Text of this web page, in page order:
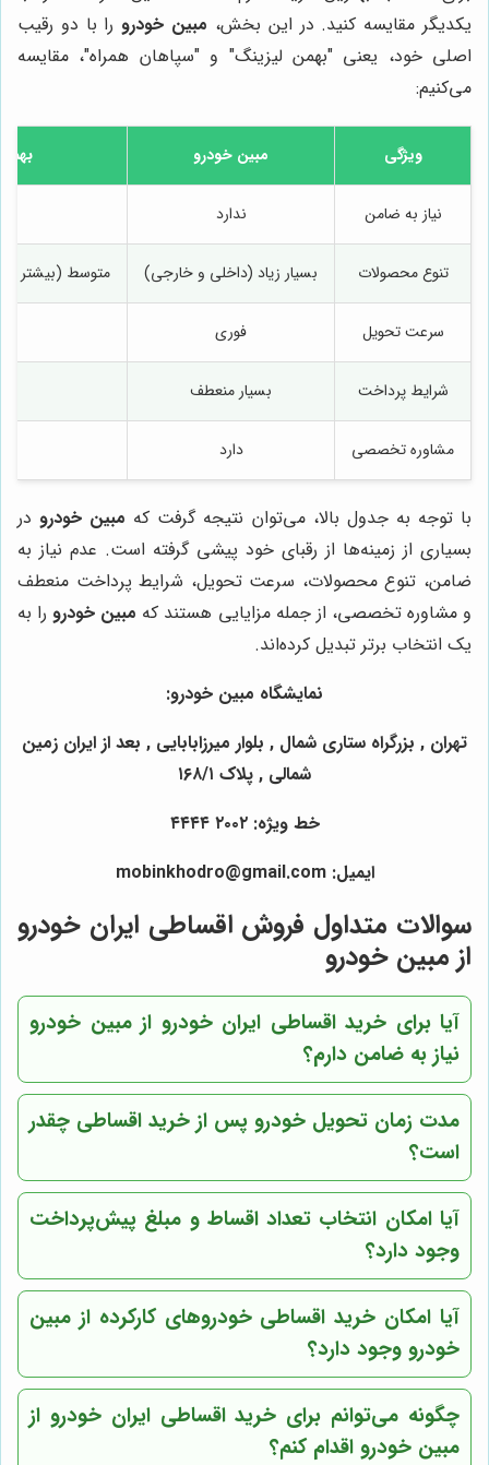
یکدیگر مقایسه کنید. در این بخش، مبین خودرو را با دو رقیب
اصلی خود، یعنی "بهمن لیزینگ" و "سپاهان همراه"، مقایسه
می‌کنیم:
ویژگی مبین خودرو
نیاز به ضامن ندارد
تنوع محصولات بسیار زیاد (داخلی و خارجی) متوسط (بیشتر
سرعت تحویل فوری
شرایط پرداخت بسیار منعطف
مشاوره تخصصی دارد
با توجه به جدول بالا، می‌توان نتیجه گرفت که مبین خودرو در
بسیاری از زمینه‌ها از رقبای خود پیشی گرفته است. عدم نیاز به
ضامن، تنوع محصولات، سرعت تحویل، شرایط پرداخت منعطف
و مشاوره تخصصی، از جمله مزایایی هستند که مبین خودرو را به
یک انتخاب برتر تبدیل کرده‌اند.
نمایشگاه مبین خودرو:
تهران , بزرگراه ستاری شمال , بلوار میرزابابایی , بعد از ایران زمین
شمالی , پلاک ۱۶۸/۱
خط ویژه: ۲۰۰۲ ۴۴۴۴
ایمیل: mobinkhodro@gmail.com
سوالات متداول فروش اقساطی ایران خودرو
از مبین خودرو
آیا برای خرید اقساطی ایران خودرو از مبین خودرو
نیاز به ضامن دارم؟
مدت زمان تحویل خودرو پس از خرید اقساطی چقدر
است؟
آیا امکان انتخاب تعداد اقساط و مبلغ پیش‌پرداخت
وجود دارد؟
آیا امکان خرید اقساطی خودروهای کارکرده از مبین
خودرو وجود دارد؟
چگونه می‌توانم برای خرید اقساطی ایران خودرو از
مبین خودرو اقدام کنم؟